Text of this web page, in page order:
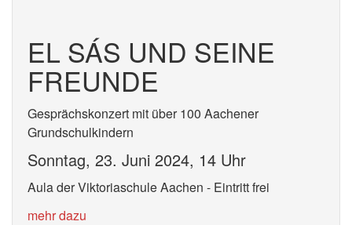
EL SÁS UND SEINE
FREUNDE
Gesprächskonzert mit über 100 Aachener
Grundschulkindern
Sonntag, 23. Juni 2024, 14 Uhr
Aula der Viktoriaschule Aachen - Eintritt frei
mehr dazu